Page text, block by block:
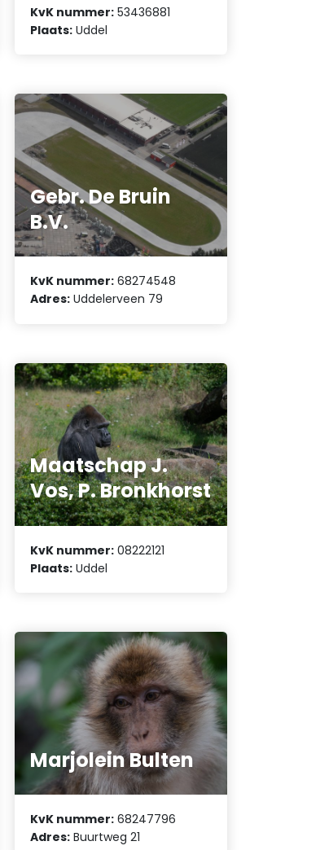
KvK nummer: 53436881
Plaats: Uddel
Gebr. De Bruin
B.V.
KvK nummer: 68274548
Adres: Uddelerveen 79
Maatschap J.
Vos, P. Bronkhorst
KvK nummer: 08222121
Plaats: Uddel
Marjolein Bulten
KvK nummer: 68247796
Adres: Buurtweg 21